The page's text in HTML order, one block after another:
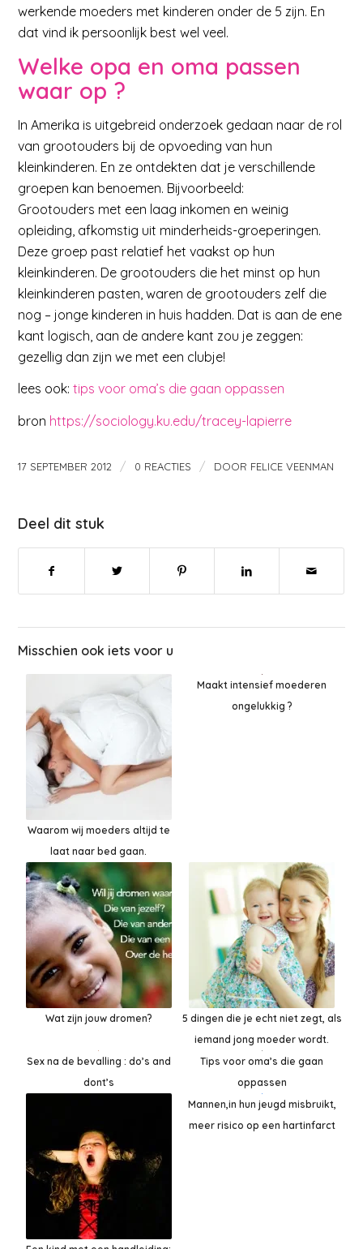
werkende moeders met kinderen onder de 5 zijn. En
dat vind ik persoonlijk best wel veel.
Welke opa en oma passen
waar op ?
In Amerika is uitgebreid onderzoek gedaan naar de rol
van grootouders bij de opvoeding van hun
kleinkinderen. En ze ontdekten dat je verschillende
groepen kan benoemen. Bijvoorbeeld:
Grootouders met een laag inkomen en weinig
opleiding, afkomstig uit minderheids-groeperingen.
Deze groep past relatief het vaakst op hun
kleinkinderen. De grootouders die het minst op hun
kleinkinderen pasten, waren de grootouders zelf die
nog – jonge kinderen in huis hadden. Dat is aan de ene
kant logisch, aan de andere kant zou je zeggen:
gezellig dan zijn we met een clubje!
lees ook:tips voor oma’s die gaan oppassen
bron https://sociology.ku.edu/tracey-lapierre
17 SEPTEMBER 2012 / 0 REACTIES / DOOR FELICE VEENMAN
Deel dit stuk
Misschien ook iets voor u
Waarom wij moeders altijd te
laat naar bed gaan.
Maakt intensief moederen
ongelukkig ?
Wat zijn jouw dromen?
5 dingen die je echt niet zegt, als
iemand jong moeder wordt.
Sex na de bevalling : do’s and
dont’s
Tips voor oma’s die gaan
oppassen
Mannen,in hun jeugd misbruikt,
meer risico op een hartinfarct